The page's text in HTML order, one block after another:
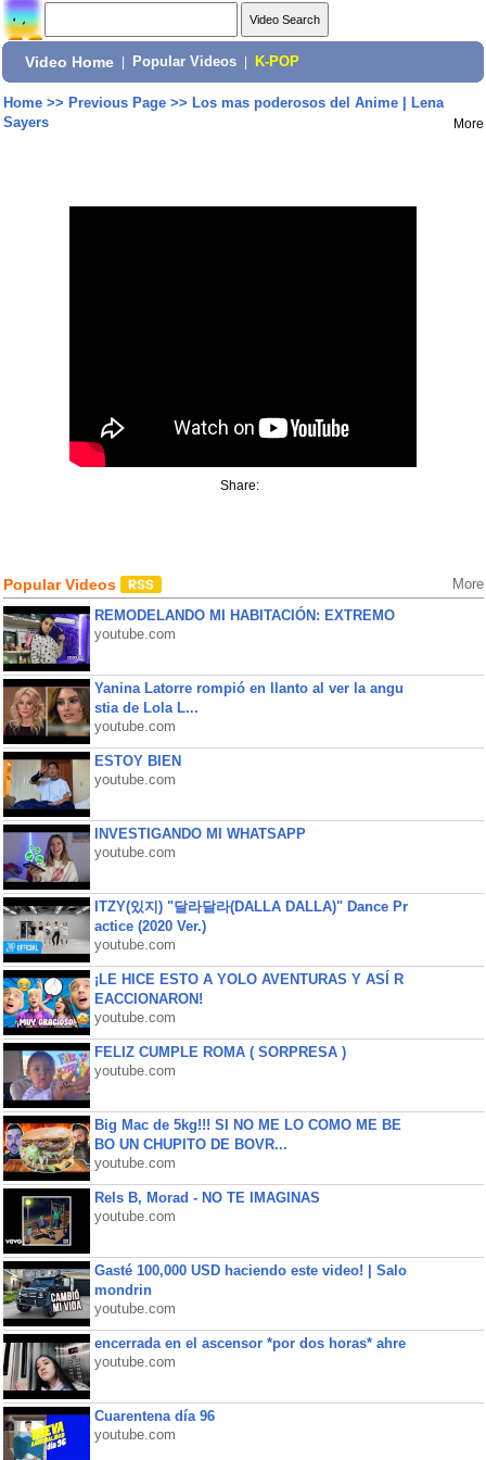
Video Home Popular Videos K-POP
Home>> Previous Page>> Los mas poderosos del Anime | Lena
Sayers
More
Share:
Popular Videos More
REMODELANDO MI HABITACIÓN: EXTREMO
youtube.com
Yanina Latorre rompió en llanto al ver la angu
stia de Lola L...
youtube.com
ESTOY BIEN
youtube.com
INVESTIGANDO MI WHATSAPP
youtube.com
ITZY(있지) "달라달라(DALLA DALLA)" Dance Pr
actice (2020 Ver.)
youtube.com
¡LE HICE ESTO A YOLO AVENTURAS Y ASÍ R
EACCIONARON!
youtube.com
FELIZ CUMPLE ROMA ( SORPRESA )
youtube.com
Big Mac de 5kg!!! SI NO ME LO COMO ME BE
BO UN CHUPITO DE BOVR...
youtube.com
Rels B, Morad - NO TE IMAGINAS
youtube.com
Gasté 100,000 USD haciendo este video! | Salo
mondrin
youtube.com
encerrada en el ascensor *por dos horas* ahre
youtube.com
Cuarentena día 96
youtube.com